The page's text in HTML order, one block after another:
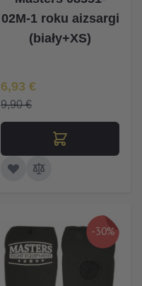
02M-1 roku aizsargi
(biały+XS)
Īpaša Cena
6,93 €
9,90 €
-30%